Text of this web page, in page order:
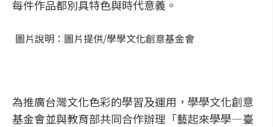
每件作品都別具特色與時代意義。
圖片說明：圖片提供/學學文化創意基金會
為推廣台灣文化色彩的學習及運用，學學文化創意
基金會並與教育部共同合作辦理「藝起來學學—臺